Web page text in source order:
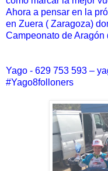
Ahora a pensar en la
en Zuera ( Zaragoza)
Campeonato de Aragón
Yago - 629 753 593 –
#Yago8folloners